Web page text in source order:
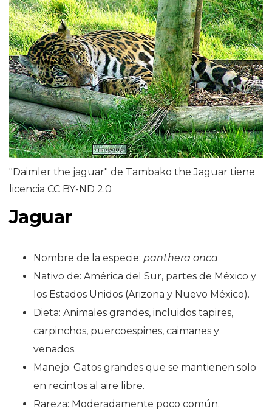
"Daimler the jaguar" de Tambako the Jaguar tiene
licencia CC BY-ND 2.0
Jaguar
Nombre de la especie: panthera onca
Nativo de: América del Sur, partes de México y
los Estados Unidos (Arizona y Nuevo México).
Dieta: Animales grandes, incluidos tapires,
carpinchos, puercoespines, caimanes y
venados.
Manejo: Gatos grandes que se mantienen solo
en recintos al aire libre.
Rareza: Moderadamente poco común.